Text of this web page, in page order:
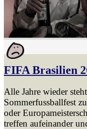
FIFA Brasilien
Alle Jahre wieder
Sommerfussballfest
oder
treffen aufeinander